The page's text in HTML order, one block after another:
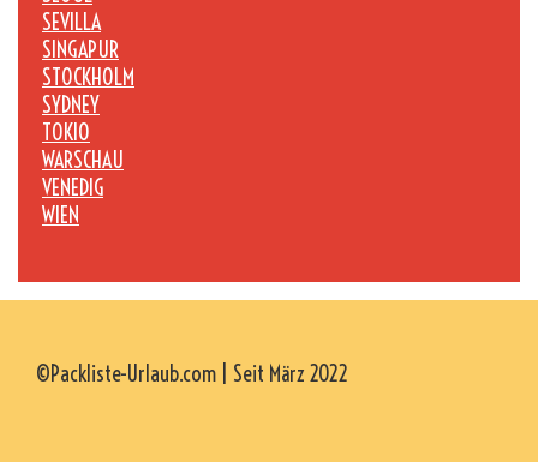
SEVILLA
SINGAPUR
STOCKHOLM
SYDNEY
TOKIO
WARSCHAU
VENEDIG
WIEN
©Packliste-Urlaub.com | Seit März 2022